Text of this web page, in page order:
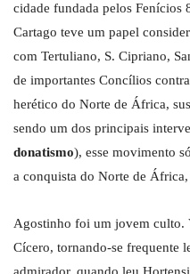
cidade fundada pelos Fenícios
Cartago teve um papel
com Tertuliano, S. Cipriano,
de importantes Concílios
herético do Norte de África,
sendo um dos principais
donatismo), esse movimento
a conquista do Norte de África,
Agostinho foi um jovem culto.
Cícero, tornando-se frequente